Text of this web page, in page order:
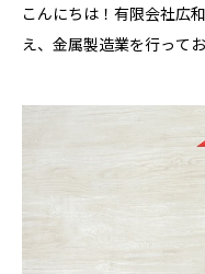
こんにちは！有限会社広
え、金属製造業を行って